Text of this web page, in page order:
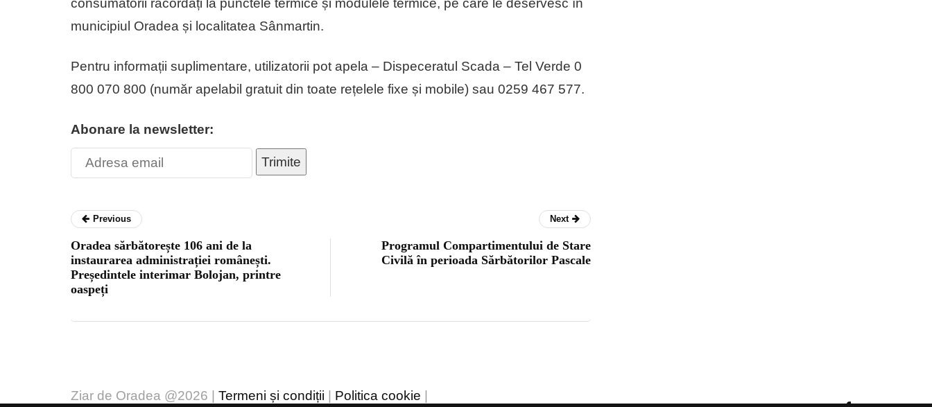
municipiul Oradea și localitatea Sânmartin.
Pentru informații suplimentare, utilizatorii pot apela – Dispeceratul Scada – Tel Verde 0
800 070 800 (număr apelabil gratuit din toate rețelele fixe și mobile) sau 0259 467 577.
Abonare la newsletter:
Trimite
Previous
Oradea sărbătorește 106 ani de la
instaurarea administrației românești.
Președintele interimar Bolojan, printre
oaspeți
Next
Programul Compartimentului de Stare
Civilă în perioada Sărbătorilor Pascale
Ziar de Oradea @2026 | Termeni și condiții | Politica cookie |